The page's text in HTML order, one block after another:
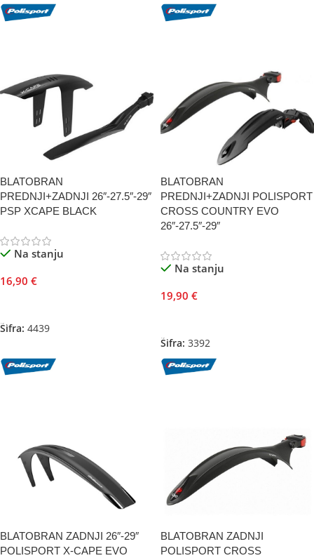
BLATOBRAN
PREDNJI+ZADNJI 26″-27.5″-29″
PSP XCAPE BLACK
Na stanju
16,90 €
Šifra: 4439
BLATOBRAN
PREDNJI+ZADNJI POLISPORT
CROSS COUNTRY EVO
26″-27.5″-29″
Na stanju
19,90 €
Šifra: 3392
BLATOBRAN ZADNJI 26″-29″
POLISPORT X-CAPE EVO
BLATOBRAN ZADNJI
POLISPORT CROSS